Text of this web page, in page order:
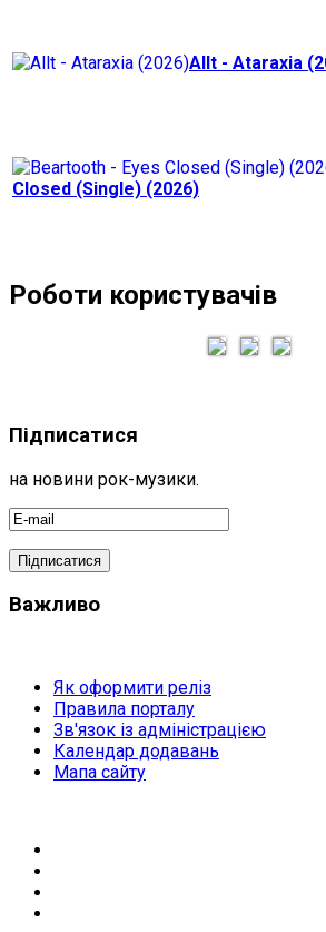
Allt - Ataraxia
Closed (Single) (2026)
Роботи користувачів
Підписатися
на новини рок-музики.
Важливо
Як оформити реліз
Правила порталу
Зв'язок із адміністрацією
Календар додавань
Мапа сайту